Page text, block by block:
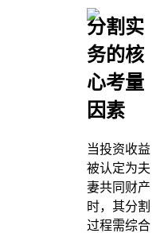
分割实
务的核
心考量
因素
当投资收益
被认定为夫
妻共同财产
时，其分割
过程需综合